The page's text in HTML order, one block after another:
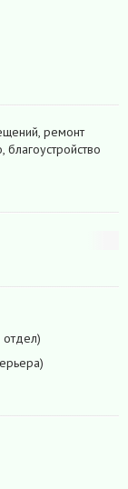
ремонт
благоустройство
отдел)